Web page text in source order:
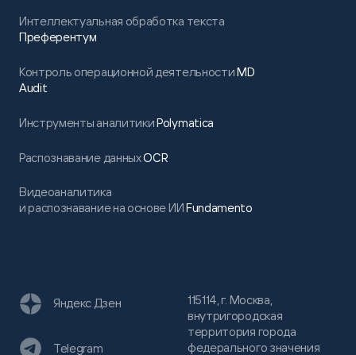
Интеллектуальная обработка текста
Преферентум
Контроль операционной деятельностиMD
Audit
Инструменты аналитикиPolymatica
Распознавание данныхOCR
Видеоаналитика
и распознавание на основе ИИFundamento
115114, г. Москва,
внутригородская
территория города
федерального значения
Яндекс Дзен
Telegram